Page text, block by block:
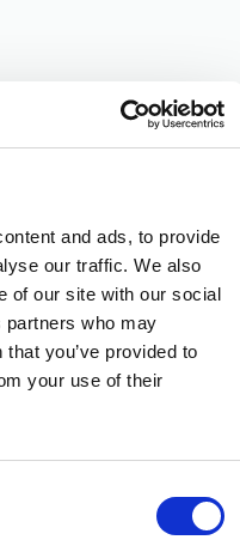
and ads, to provide
our traffic. We also
of our site with our social
partners who may
you’ve provided to
your use of their